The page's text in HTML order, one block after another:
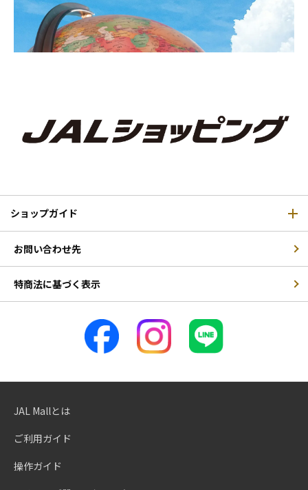
ショップガイド
お問い合わせ先
特商法に基づく表示
JAL Mallとは
ご利用ガイド
操作ガイド